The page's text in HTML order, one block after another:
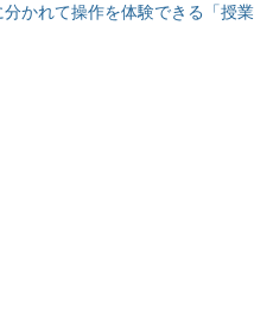
かれて操作を体験できる「授